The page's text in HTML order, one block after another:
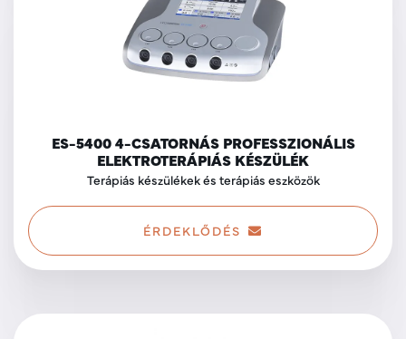
ES-5400 4-CSATORNÁS PROFESSZIONÁLIS
ELEKTROTERÁPIÁS KÉSZÜLÉK
Terápiás készülékek és terápiás eszközök
ÉRDEKLŐDÉS